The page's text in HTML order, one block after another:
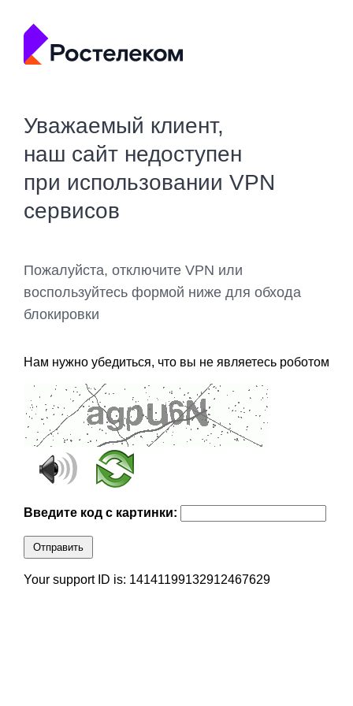
Уважаемый клиент,
наш сайт недоступен
при использовании VPN
сервисов
Пожалуйста, отключите VPN или
воспользуйтесь формой ниже для обхода
блокировки
Нам нужно убедиться, что вы не являетесь роботом
Введите код с картинки:
Отправить
Your support ID is: 14141199132912467629